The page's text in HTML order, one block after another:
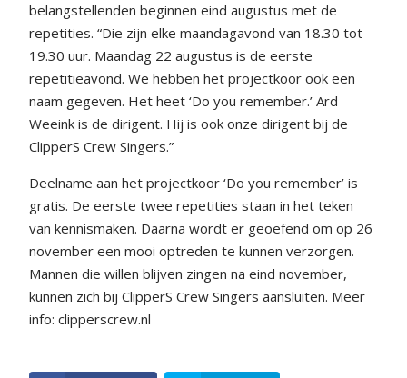
belangstellenden beginnen eind augustus met de
repetities. “Die zijn elke maandagavond van 18.30 tot
19.30 uur. Maandag 22 augustus is de eerste
repetitieavond. We hebben het projectkoor ook een
naam gegeven. Het heet ‘Do you remember.’ Ard
Weeink is de dirigent. Hij is ook onze dirigent bij de
ClipperS Crew Singers.”
Deelname aan het projectkoor ‘Do you remember’ is
gratis. De eerste twee repetities staan in het teken
van kennismaken. Daarna wordt er geoefend om op 26
november een mooi optreden te kunnen verzorgen.
Mannen die willen blijven zingen na eind november,
kunnen zich bij ClipperS Crew Singers aansluiten. Meer
info: clipperscrew.nl